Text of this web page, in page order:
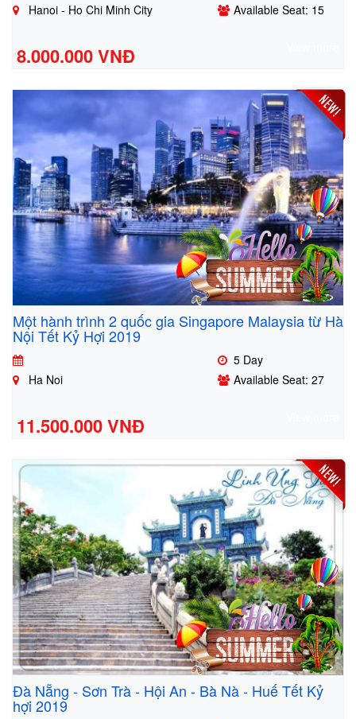
Hanoi - Ho Chi Minh City
Available Seat: 15
8.000.000 VNĐ
Một hành trình 2 quốc gia Singapore Malaysia từ Hà
Nội Tết Kỷ Hợi 2019
5 Day
Ha Noi
Available Seat: 27
11.500.000 VNĐ
Đà Nẵng - Sơn Trà - Hội An - Bà Nà - Huế Tết Kỷ
hợi 2019